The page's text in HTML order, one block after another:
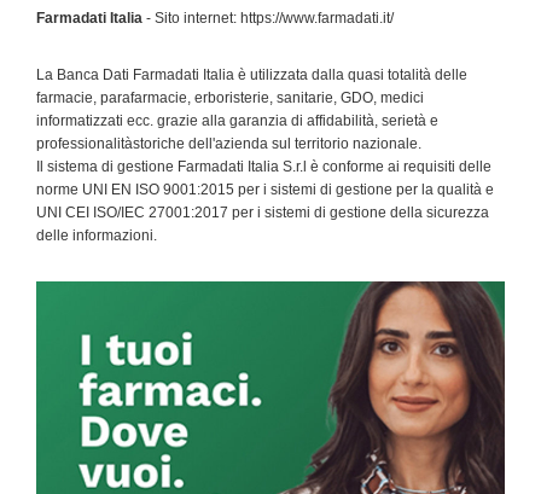
Farmadati Italia - Sito internet: https://www.farmadati.it/
La Banca Dati Farmadati Italia è utilizzata dalla quasi totalità delle
farmacie, parafarmacie, erboristerie, sanitarie, GDO, medici
informatizzati ecc. grazie alla garanzia di affidabilità, serietà e
professionalitàstoriche dell'azienda sul territorio nazionale.
Il sistema di gestione Farmadati Italia S.r.l è conforme ai requisiti delle
norme UNI EN ISO 9001:2015 per i sistemi di gestione per la qualità e
UNI CEI ISO/IEC 27001:2017 per i sistemi di gestione della sicurezza
delle informazioni.
Sidebar